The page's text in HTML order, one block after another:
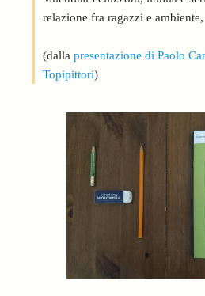
relazione fra ragazzi e
(dalla presentazione di Paolo
Topipittori)